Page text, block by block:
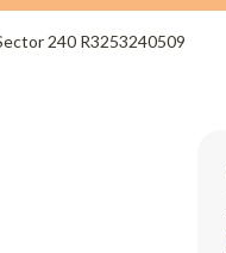
240 R3253240509